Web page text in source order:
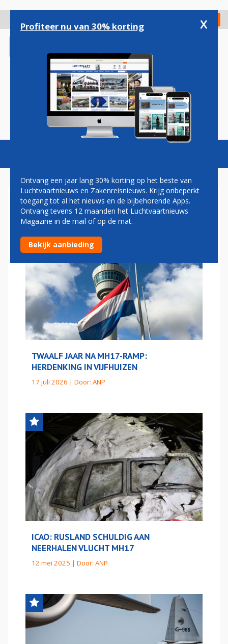
gaan
Check in
Magazine Podcasts Vacatures
MH17
TWAALF JAAR NA MH17-RAMP:
HERDENKING IN VIJFHUIZEN
17 juli 2026 | Door: ANP
ICAO: RUSLAND SCHULDIG AAN
NEERHALEN VLUCHT MH17
12 mei 2025 | Door: ANP
Profiteer nu van 30% korting x
Ontvang een jaar lang 30% korting op het beste van
Luchtvaartnieuws en Zakenreisnieuws. Krijg onbeperkt
toegang tot al het nieuws en de bijbehorende Apps.
Ontvang tevens 12 maanden het Luchtvaartnieuws
Magazine in de mail of op de mat.
Bekijk aanbieding